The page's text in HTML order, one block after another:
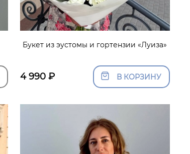
Букет из эустомы и гортензии «Луиза»
4 990₽ В КОРЗИНУ